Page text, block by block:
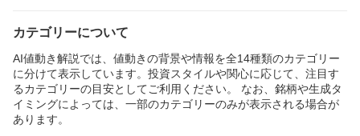
カテゴリーについて
AI値動き解説では、値動きの背景や情報を全14種類のカテゴリー
に分けて表示しています。投資スタイルや関心に応じて、注目す
るカテゴリーの目安としてご利用ください。 なお、銘柄や生成タ
イミングによっては、一部のカテゴリーのみが表示される場合が
あります。